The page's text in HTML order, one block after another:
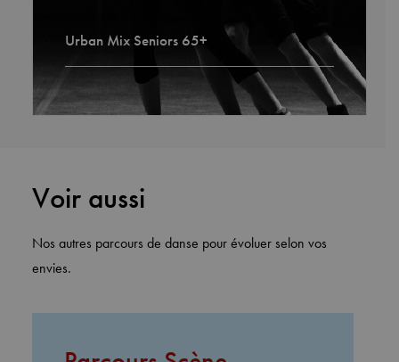
Urban Mix Seniors 65+
Voir aussi
Nos autres parcours de danse pour évoluer selon vos
envies.